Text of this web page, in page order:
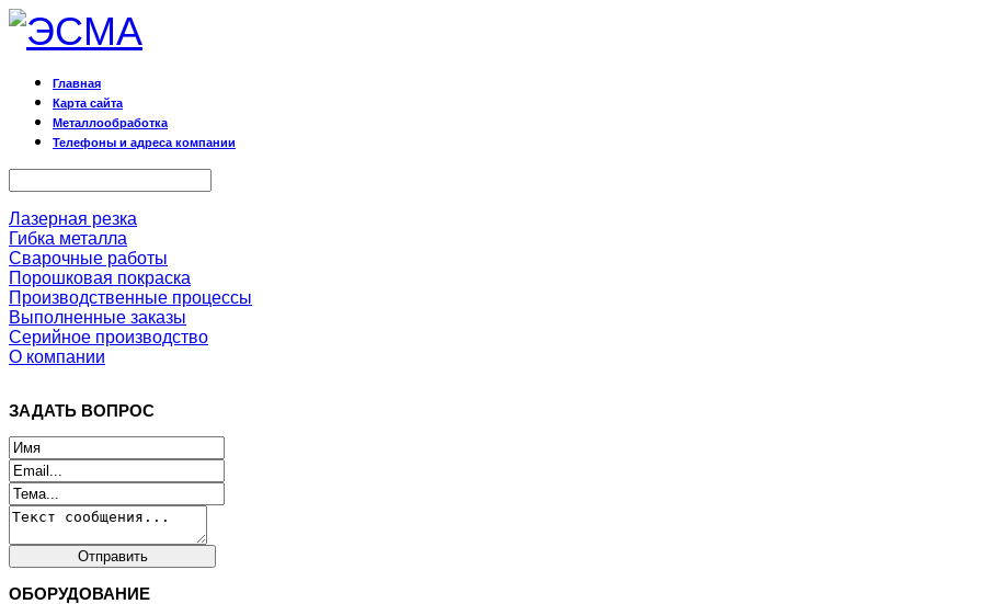
Главная
Карта сайта
Металлообработка
Телефоны и адреса компании
Лазерная резка
Гибка металла
Сварочные работы
Порошковая покраска
Производственные процессы
Выполненные заказы
Серийное производство
О компании
ЗАДАТЬ ВОПРОС
ОБОРУДОВАНИЕ